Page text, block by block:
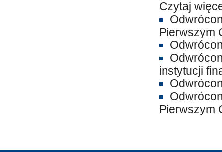
Czytaj
Pierwszym
instytucji
Pierwszym